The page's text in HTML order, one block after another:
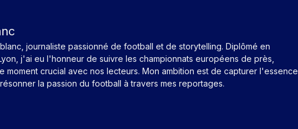
journaliste passionné de football et de storytelling. Diplômé en
j'ai eu l'honneur de suivre les championnats européens de près,
moment crucial avec nos lecteurs. Mon ambition est de capturer l'essence
la passion du football à travers mes reportages.